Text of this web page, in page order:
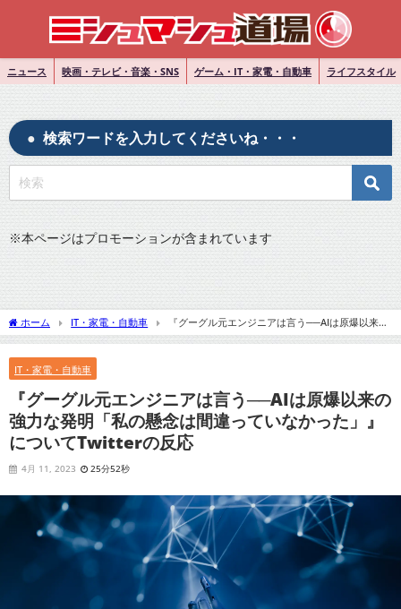
ニュース 映画・テレビ・音楽・SNS ゲーム・IT・家電・自動車 ライフスタイル
検索ワードを入力してくださいね・・・
※本ページはプロモーションが含まれています
ホーム IT・家電・自動車
『グーグル元エンジニアは言う──AIは原爆以来の
強力な発明「私の懸念は間違っていなかった」』についてTwitterの反応
IT・家電・自動車
『グーグル元エンジニアは言う──AIは原爆以来の
強力な発明「私の懸念は間違っていなかった」』
についてTwitterの反応
4月 11, 2023 25分52秒